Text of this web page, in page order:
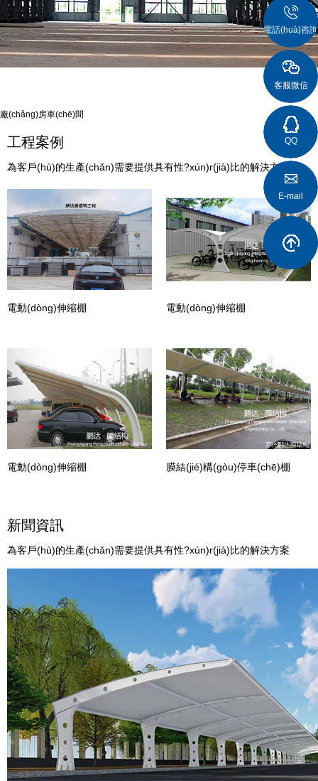
廠(chǎng)房車(chē)間
工程案例
為客戶(hù)的生產(chǎn)需要提供具有性?xún)r(jià)比的解決方案
車(chē)膜結(jié)構
(jié)構(gòu)停車
電動(dòng)伸縮棚
電動(dòng)伸縮棚 膜結(jié)
新聞資訊
為客戶(hù)的生產(chǎn)需要提供具有性?xún)r(jià)比的解決方案
電話(huà)咨
客服微信
QQ
E-mail